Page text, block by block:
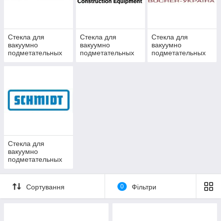
Стекла для
вакуумно
подметательных
Стекла для
вакуумно
подметательных
Стекла для
вакуумно
подметательных
Стекла для
вакуумно
подметательных
Swingo
Сортування
0 Фільтри